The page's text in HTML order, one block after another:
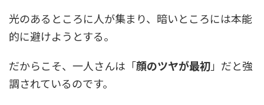
光のあるところに人が集まり、暗いところには本能
的に避けようとする。
だからこそ、一人さんは「顔のツヤが最初」だと強
調されているのです。